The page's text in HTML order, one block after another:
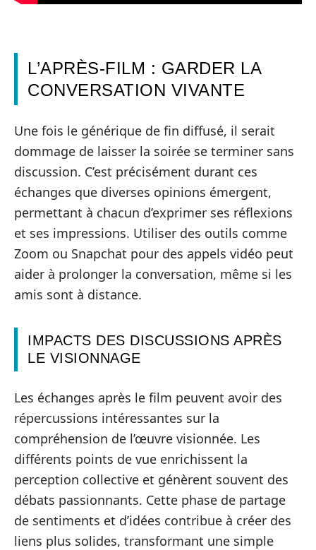
L’APRÈS-FILM : GARDER LA
CONVERSATION VIVANTE
Une fois le générique de fin diffusé, il serait
dommage de laisser la soirée se terminer sans
discussion. C’est précisément durant ces
échanges que diverses opinions émergent,
permettant à chacun d’exprimer ses réflexions
et ses impressions. Utiliser des outils comme
Zoom ou Snapchat pour des appels vidéo peut
aider à prolonger la conversation, même si les
amis sont à distance.
IMPACTS DES DISCUSSIONS APRÈS
LE VISIONNAGE
Les échanges après le film peuvent avoir des
répercussions intéressantes sur la
compréhension de l’œuvre visionnée. Les
différents points de vue enrichissent la
perception collective et génèrent souvent des
débats passionnants. Cette phase de partage
de sentiments et d’idées contribue à créer des
liens plus solides, transformant une simple